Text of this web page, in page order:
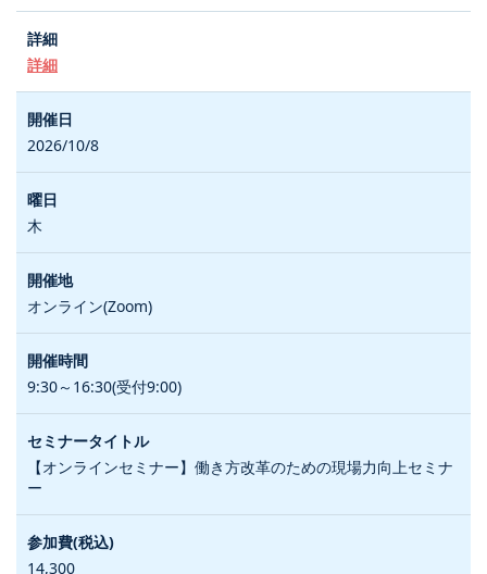
詳細
2026/10/8
木
オンライン(Zoom)
9:30～16:30(受付9:00)
【オンラインセミナー】働き方改革のための現場力向上セミナ
ー
14,300